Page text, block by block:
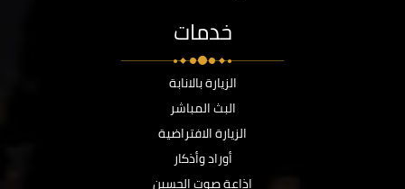
خدمات
الزيارة بالانابة
البث المباشر
الزيارة الافتراضية
أوراد وأذكار
اذاعة صوت الحسين